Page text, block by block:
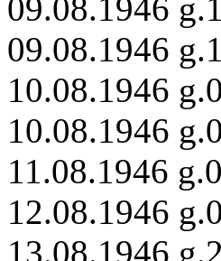
09.08.1946
09.08.1946
10.08.1946
10.08.1946
11.08.1946
12.08.1946
13.08.1946